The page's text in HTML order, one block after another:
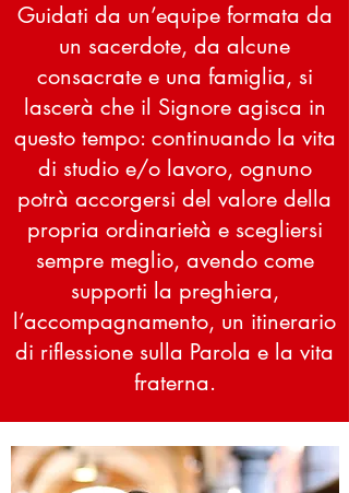
Guidati da un’equipe formata da
un sacerdote, da alcune
consacrate e una famiglia, si
lascerà che il Signore agisca in
questo tempo: continuando la vita
di studio e/o lavoro, ognuno
potrà accorgersi del valore della
propria ordinarietà e scegliersi
sempre meglio, avendo come
supporti la preghiera,
l’accompagnamento, un itinerario
di riflessione sulla Parola e la vita
fraterna.